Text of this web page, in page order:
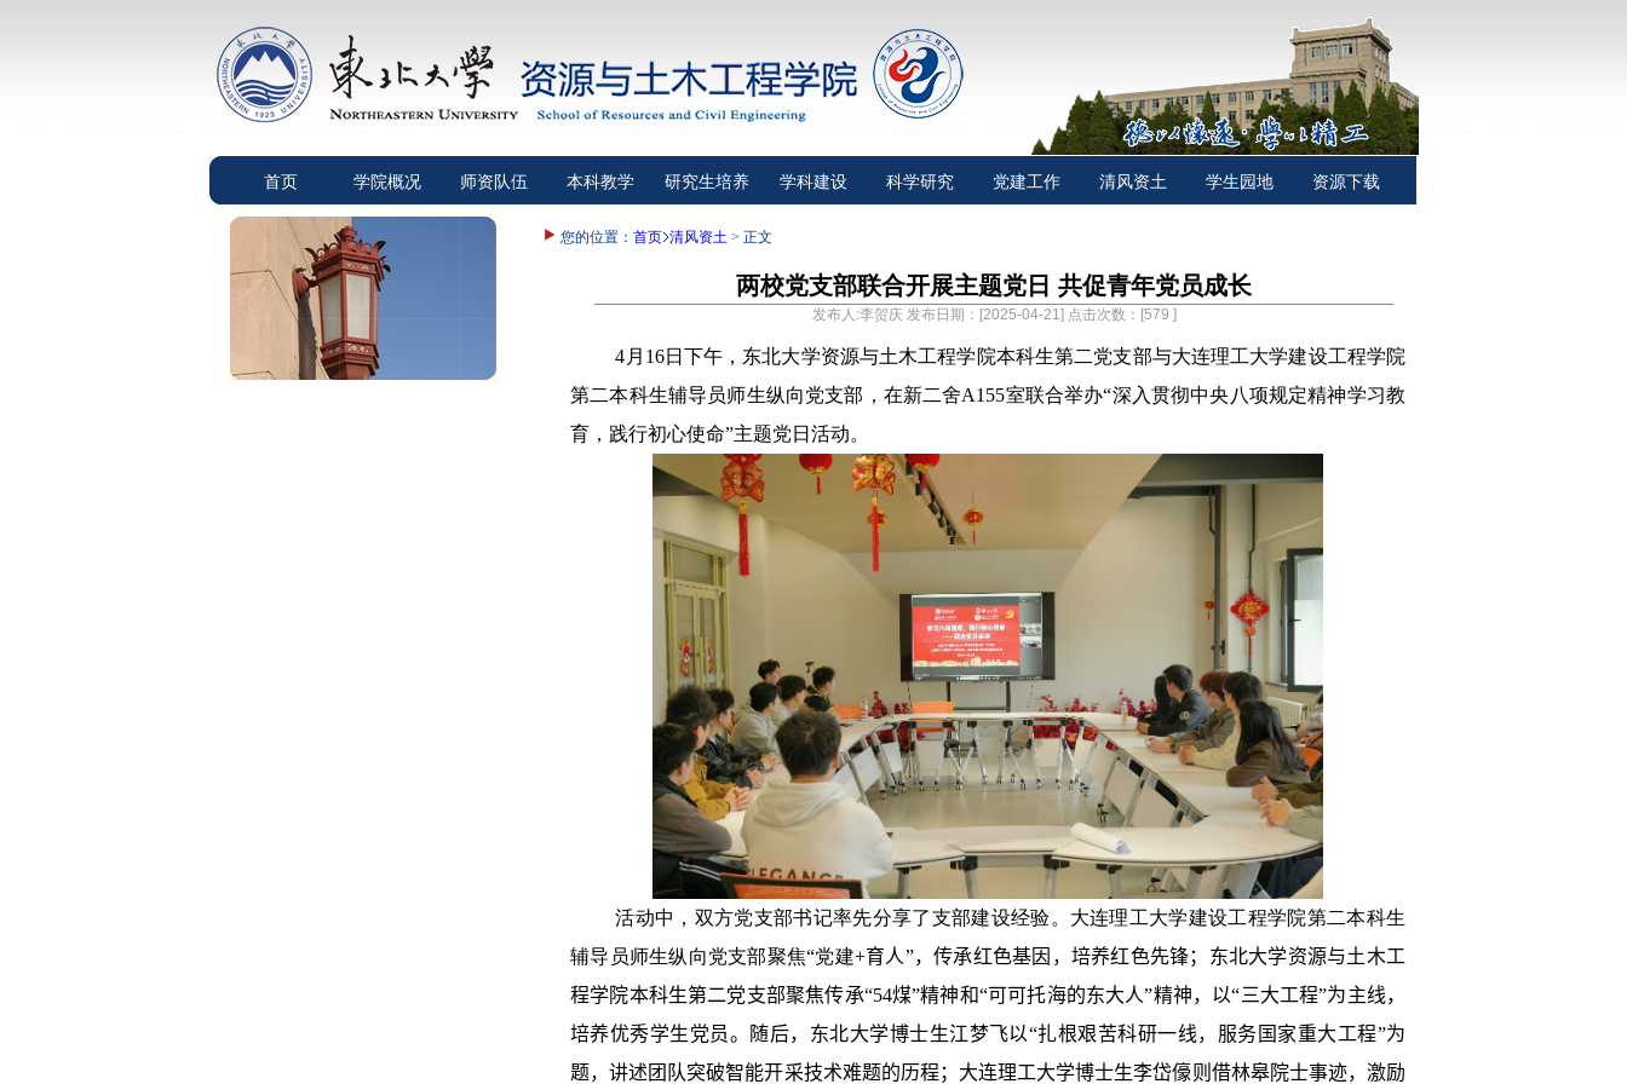
首页 学院概况 师资队伍 本科教学 研究生培养 学科建设 科学研究 党建工作 清风资土 学生园地 资源下载
您的位置： 首页 清风资土 > 正文
两校党支部联合开展主题党日 共促青年党员成长
发布人:李贺庆 发布日期：[2025-04-21] 点击次数：[579 ]
4 月 16日下午，东北大学资源与土木工程学院本科生第二党支部与大连理工大学建设工程学院
第二本科生辅导员师生纵向党支部，在新二舍A155室联合举办“深入贯彻中央八项规定精神学习教
育，践行初心使命”主题党日活动。
活动中，双方党支部书记率先分享了支部建设经验。大连理工大学建设工程学院第二本科生
辅导员师生纵向党支部聚焦“党建+育人”，传承红色基因，培养红色先锋；东北大学资源与土木工
程学院本科生第二党支部聚焦传承“54煤”精神和“可可托海的东大人”精神， 以“三大工程”为主线，
培养优秀学生党员。随后，东北大学博士生江梦飞以“扎根艰苦科研一线，服务国家重大工程”为
题，讲述团队突破智能开采技术难题的历程；大连理工大学博士生李岱儫则借林皋院士事迹，激励